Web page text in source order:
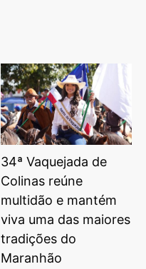
34ª Vaquejada de
Colinas reúne
multidão e mantém
viva uma das maiores
tradições do
Maranhão